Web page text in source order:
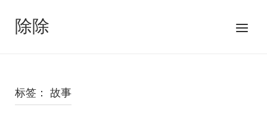
除除
菜
标签： 故事